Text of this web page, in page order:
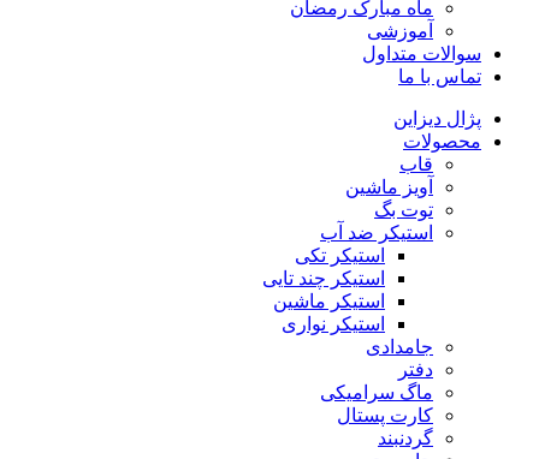
ماه مبارک رمضان
آموزشی
سوالات متداول
تماس با ما
پژال دیزاین
محصولات
قاب
آویز ماشین
توت بگ
استیکر ضد آب
استیکر تکی
استیکر چند تایی
استیکر ماشین
استیکر نواری
جامدادی
دفتر
ماگ سرامیکی
کارت پستال
گردنبند